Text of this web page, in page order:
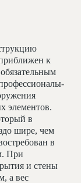
к
элементов.
в
шире, чем
в
При
и стены
а вес